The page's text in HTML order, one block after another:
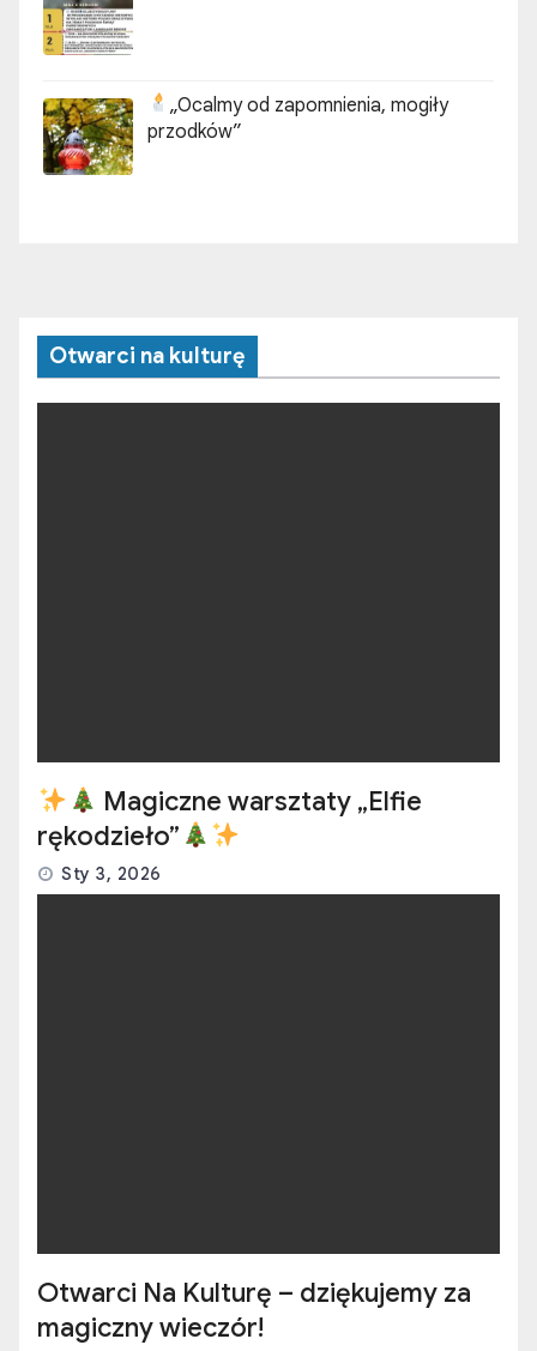
„Ocalmy od zapomnienia, mogiły
przodków”
Otwarci na kulturę
Magiczne warsztaty „Elfie
rękodzieło”
Sty 3, 2026
Otwarci Na Kulturę – dziękujemy za
magiczny wieczór!